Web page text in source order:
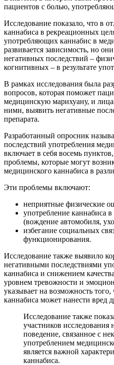
пациентов с болью,
Исследование показало, что в
каннабиса в рекреационных
употребляющих каннабис в
развивается зависимость, но
негативных последствий –
когнитивных – в результате
В рамках исследования была
вопросов, которая поможет
медицинскую марихуану, и
ними, выявить негативные
препарата.
Разработанный опросник
последствий употребления
включает в себя восемь
проблемы, которые могут
медицинского каннабиса в
Эти проблемы включают:
неприятные физические
употребление каннабиса
(вождение автомобиля,
избегание социальных
функционирования.
Исследование также выявило
негативными последствиями
каннабиса и снижением
уровнем тревожности и
указывает на возможность
каннабиса может нанести вред
Исследование также
участников исследования
поведение, связанное с
употреблением
является важной
каннабиса.